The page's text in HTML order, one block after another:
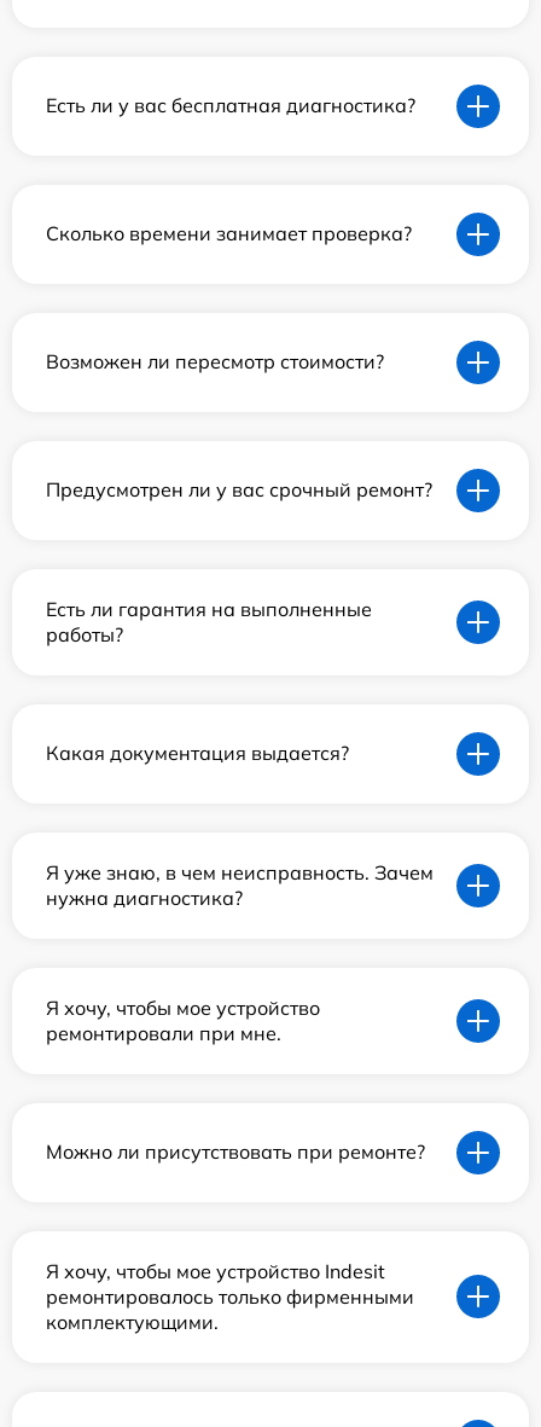
Есть ли у вас бесплатная диагностика?
Сколько времени занимает проверка?
Возможен ли пересмотр стоимости?
Предусмотрен ли у вас срочный ремонт?
Есть ли гарантия на выполненные
работы?
Какая документация выдается?
Я уже знаю, в чем неисправность. Зачем
нужна диагностика?
Я хочу, чтобы мое устройство
ремонтировали при мне.
Можно ли присутствовать при ремонте?
Я хочу, чтобы мое устройство Indesit
ремонтировалось только фирменными
комплектующими.